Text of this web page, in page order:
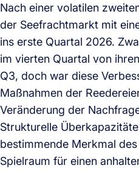
Nach einer volatilen
der Seefrachtmarkt mit
ins erste Quartal 2026.
im vierten Quartal von
Q3, doch war diese
Maßnahmen der
Veränderung der
Strukturelle
bestimmende Merkmal
Spielraum für einen